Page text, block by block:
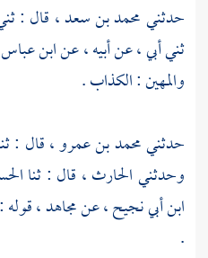
حدثنيمحمد بن سعد ، قال :
ثني أبي ، عن أبيه ، عنابن عباس
والمهين : الكذاب .
حدثنيمحمد بن عمرو ،قال :
وحدثنيالحارث ، قال : ثنا
ابن أبي نجيح ،عنمجاهد ،
.